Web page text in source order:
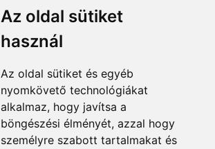
Az oldal sütiket
használ
Az oldal sütiket és egyéb
nyomkövető technológiákat
alkalmaz, hogy javítsa a
böngészési élményét, azzal hogy
személyre szabott tartalmakat és
RSS
JOGI NYILATKOZAT
KAPCSOLAT